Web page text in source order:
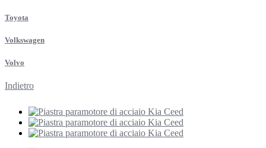
Toyota
Volkswagen
Volvo
Indietro